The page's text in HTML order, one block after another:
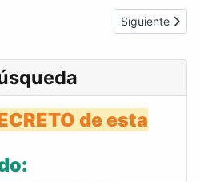
de Venezuela #4360 del lunes 6
Artículo
Siguiente
de esta